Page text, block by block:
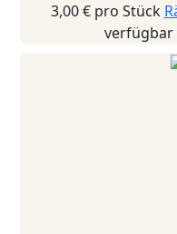
3,00 € pro Stück
verfügbar